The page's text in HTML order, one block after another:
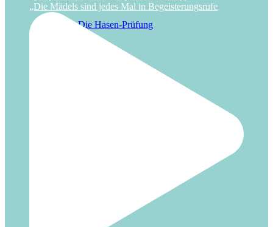
Die Hasen-Prüfung
„Die Mädels sind jedes Mal in Begeisterungsrufe